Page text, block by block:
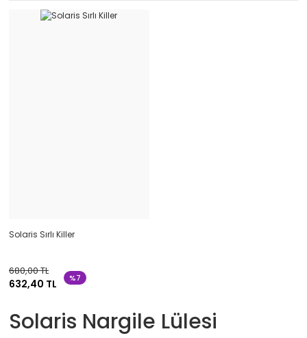
Solaris Sırlı Killer
680,00 TL
632,40 TL %7
Solaris Nargile Lülesi